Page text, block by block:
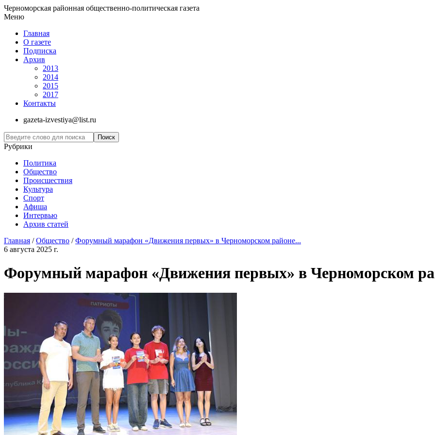
Черноморская районная общественно-политическая газета
Меню
Главная
О газете
Подписка
Архив
2013
2014
2015
2017
Контакты
gazeta-izvestiya@list.ru
Рубрики
Политика
Общество
Проиcшествия
Культура
Спорт
Афиша
Интервью
Архив статей
Главная /Общество /Форумный марафон «Движения первых» в Черноморском районе...
6 августа 2025 г.
Форумный марафон «Движения первых» в Черноморском